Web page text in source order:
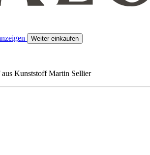
Weiter einkaufen
aus Kunststoff Martin Sellier